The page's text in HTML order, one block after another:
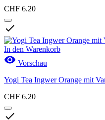
CHF 6.20

In den Warenkorb
 Vorschau
Yogi Tea Ingwer Orange mit
CHF 6.20
